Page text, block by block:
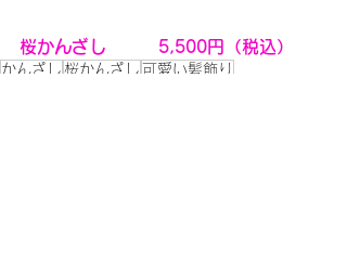
桜かんざし　　　5,500円（税込）
かんざし 桜かんざし 可愛い髪飾り